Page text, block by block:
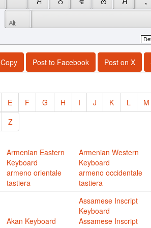
Copy Post to Facebook Post on X
E F G H I J K L
M
Z
Armenian Eastern
Keyboard
armeno orientale
tastiera
Armenian Western
Keyboard
armeno occidentale
tastiera
Akan Keyboard
Assamese Inscript
Keyboard
Assamese Inscript